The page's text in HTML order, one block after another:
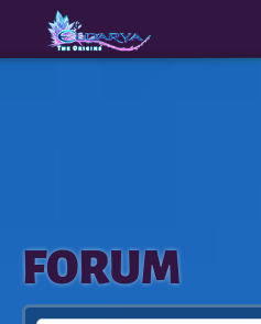
The
Origins
FORUM